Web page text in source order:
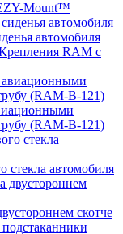
Mount™
автомобиля
RAM с
(RAM-B-121)
стекла автомобиля
скотче